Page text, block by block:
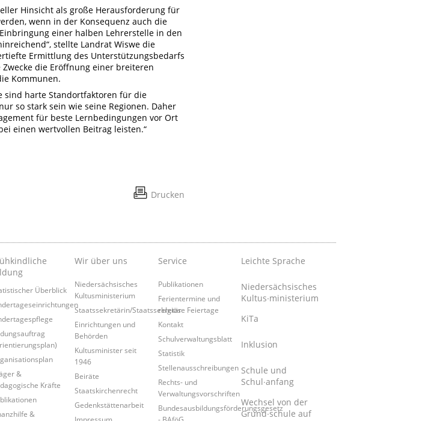
Hinsicht als große Herausforderung für
wenn in der Konsequenz auch die
einer halben Lehrerstelle in den
stellte Landrat Wiswe die
Ermittlung des Unterstützungsbedarfs
die Eröffnung einer breiteren
Kommunen.
sind harte Standortfaktoren für die
so stark sein wie seine Regionen. Daher
für beste Lernbedingungen vor Ort
einen wertvollen Beitrag leisten.“
Drucken
Überblick
&
Kräfte
&
Wir über uns
Niedersächsisches
Kultusministerium
Staatssekretärin/Staatssekretär
Einrichtungen und
Behörden
Kultusminister seit
1946
Beiräte
Staatskirchenrecht
Gedenkstättenarbeit
Service
Publikationen
Ferientermine und
relgiöse Feiertage
Kontakt
Schulverwaltungsblatt
Statistik
Stellenausschreibungen
Rechts- und
Verwaltungsvorschriften
Bundesausbildungsförderungsgesetz
Leichte Sprache
Niedersächsisches
Kultus∙ministerium
KiTa
Inklusion
Schule und
Schul∙anfang
Wechsel von der
Grund∙schule auf